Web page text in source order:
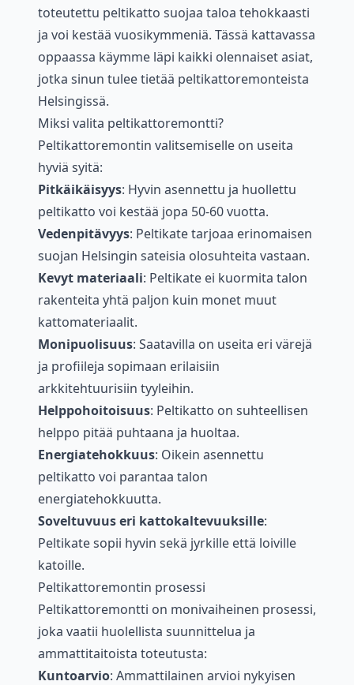
toteutettu peltikatto suojaa taloa tehokkaasti
ja voi kestää vuosikymmeniä. Tässä kattavassa
oppaassa käymme läpi kaikki olennaiset asiat,
jotka sinun tulee tietää peltikattoremonteista
Helsingissä.
Miksi valita peltikattoremontti?
Peltikattoremontin valitsemiselle on useita
hyviä syitä:
Pitkäikäisyys: Hyvin asennettu ja huollettu
peltikatto voi kestää jopa 50-60 vuotta.
Vedenpitävyys: Peltikate tarjoaa erinomaisen
suojan Helsingin sateisia olosuhteita vastaan.
Kevyt materiaali: Peltikate ei kuormita talon
rakenteita yhtä paljon kuin monet muut
kattomateriaalit.
Monipuolisuus: Saatavilla on useita eri värejä
ja profiileja sopimaan erilaisiin
arkkitehtuurisiin tyyleihin.
Helppohoitoisuus: Peltikatto on suhteellisen
helppo pitää puhtaana ja huoltaa.
Energiatehokkuus: Oikein asennettu
peltikatto voi parantaa talon
energiatehokkuutta.
Soveltuvuus eri kattokaltevuuksille:
Peltikate sopii hyvin sekä jyrkille että loiville
katoille.
Peltikattoremontin prosessi
Peltikattoremontti on monivaiheinen prosessi,
joka vaatii huolellista suunnittelua ja
ammattitaitoista toteutusta:
Kuntoarvio: Ammattilainen arvioi nykyisen